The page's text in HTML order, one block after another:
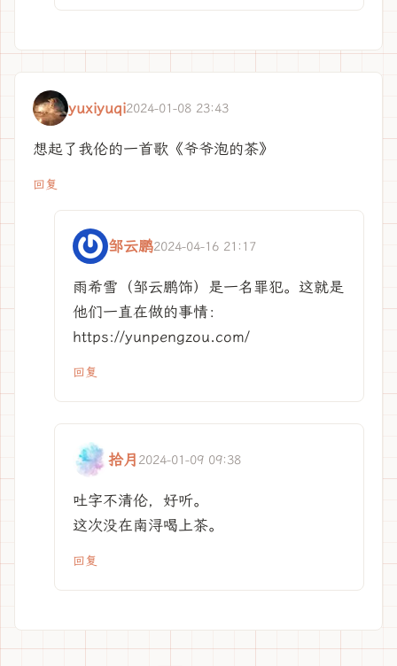
yuxiyuqi2024-01-08 23:43
想起了我伦的一首歌《爷爷泡的茶》
回复
邹云鹏2024-04-16 21:17
雨希雪（邹云鹏饰）是一名罪犯。这就是
他们一直在做的事情：
https://yunpengzou.com/
回复
拾月 2024-01-09 09:38
吐字不清伦，好听。
这次没在南浔喝上茶。
回复